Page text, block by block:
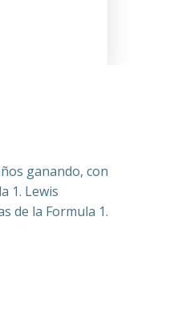
ganando, con
1. Lewis
de la Formula 1.